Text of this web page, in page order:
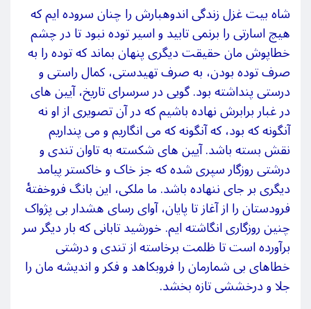
شاه‏بیت غزل زندگی اندوهبارش را چنان سروده‏ایم که
هیچ اسارتی را برنمی‏تابید و اسیر توده نبود تا در چشم
خطاپوشمان حقیقت دیگری پنهان بماند که توده را به‏
صرف توده بودن، به‏صرف تهی‏دستی، کمال راستی و
درستی پنداشته بود. گویی در سرسرای تاریخ، آیینه‏ای
در غبار برابرش نهاده باشیم که در آن تصویری از او نه
آن‏گونه که بود، که آن‏گونه که می‏انگاریم و می‏پنداریم
نقش بسته باشد. آیینه‏ای‏ شکسته‏ به تاوان تندی و
درشتی روزگار سپری شده‏ که جز خاک و خاکستر پیامد
دیگری بر جای ننهاده باشد. ما ملکی، این بانگ فروخفتۀ
فرودستان را از آغاز تا پایان، آوای رسای هشدار بی‏پژواک
چنین روزگاری انگاشته‏ایم. خورشید تابانی که بار دیگر سر
برآورده است تا ظلمت برخاسته از تندی و درشتی
خطاهای بی‏شمارمان را فروبکاهد و فکر و اندیشه‏مان را
جلا و درخششی تازه بخشد.